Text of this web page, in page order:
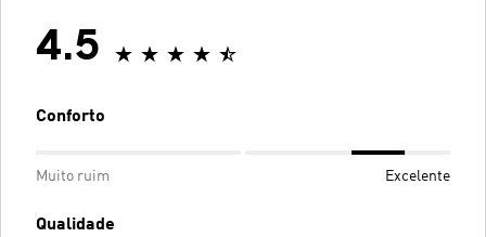
4.5
Conforto
Muito ruim Excelente
Qualidade